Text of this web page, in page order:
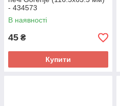
- 434573
В наявності
45 ₴
Купити